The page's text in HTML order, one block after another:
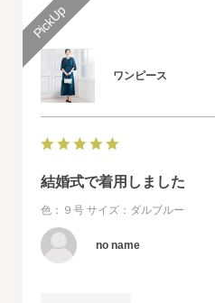
ワンピース
結婚式で着用しました
色：９号 サイズ：ダルブルー
no name